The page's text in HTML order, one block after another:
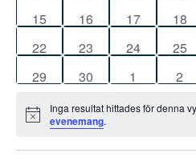
0
15
0
16
0
17
0
18
0
22
0
23
0
24
0
25
0
29
0
30
0
1
0
2
Notis
Inga resultat hittades för denna
evenemang.